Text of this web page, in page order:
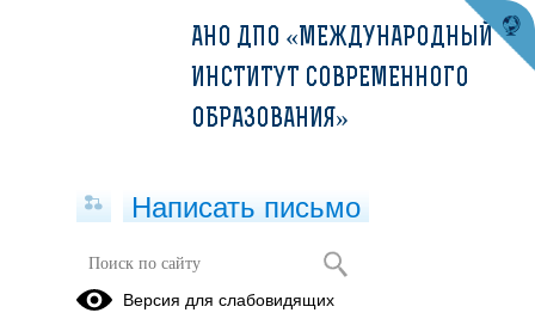
Информационные технологии в
АНО ДПО «МЕЖДУНАРОДНЫЙ
ИНСТИТУТ СОВРЕМЕННОГО
ОБРАЗОВАНИЯ»
Написать письмо
Версия для слабовидящих